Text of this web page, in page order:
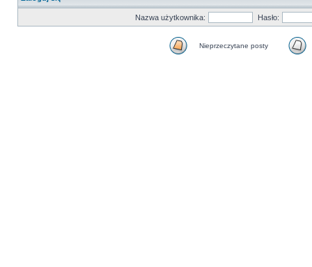
Nazwa użytkownika: Hasło:
Nieprzeczytane posty